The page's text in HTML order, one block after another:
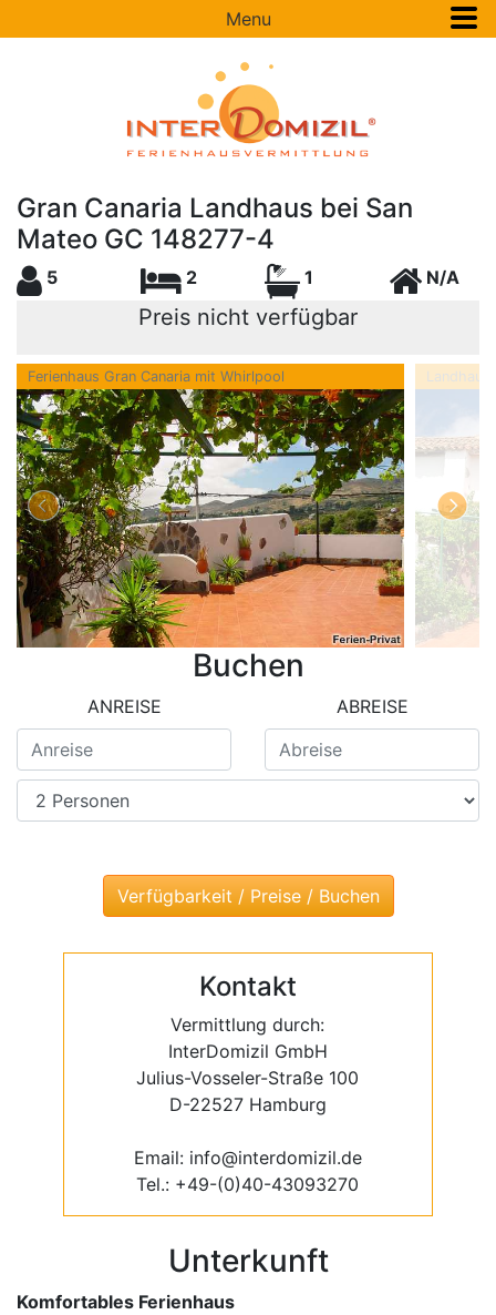
Menu
Gran Canaria Landhaus bei San
Mateo GC 148277-4
5 2 1 N/A
Preis nicht verfügbar
Ferienhaus Gran Canaria mit Whirlpool
Buchen
ANREISE ABREISE
Kontakt
Vermittlung durch:
InterDomizil GmbH
Julius-Vosseler-Straße 100
D-22527 Hamburg
Email: info@interdomizil.de
Tel.: +49-(0)40-43093270
Unterkunft
Komfortables Ferienhaus